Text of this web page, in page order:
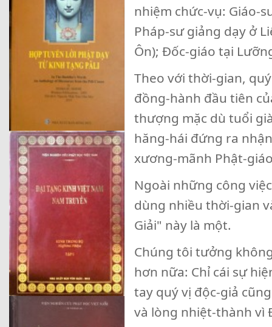
nhiệm chức-vụ: Giáo-
Pháp-sư giảng dạy ở
Ôn); Đốc-giáo tại
Theo với thời-gian,
đồng-hành đầu tiên
thượng mặc dù tuổi
hăng-hái đứng ra
xương-mãnh Phật-
Ngoài những công
dùng nhiều thời-gian
Giải" này là một.
Chúng tôi tưởng
hơn nữa: Chỉ cái sự
tay quý vị độc-giả
và lòng nhiệt-thành vì